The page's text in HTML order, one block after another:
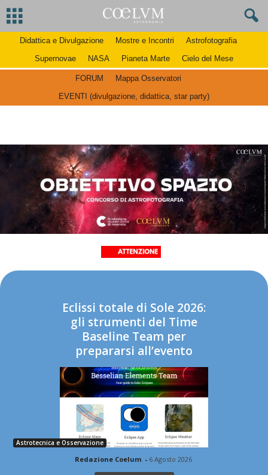
Didattica e Divulgazione Mostre e Incontri
Astrofotografia
Supernovae
NASA Pianeta Marte Cielo del Mese
FORUM
Mappa Osservatori
EVENTI (divulgazione, didattica, star party)
Eclissi totale di Sole 2026:
gli strumenti del Time
Baseline Team per
prepararsi all’evento
Astrotecnica e Osservazione
Redazione Coelum - 6 Agosto 2026